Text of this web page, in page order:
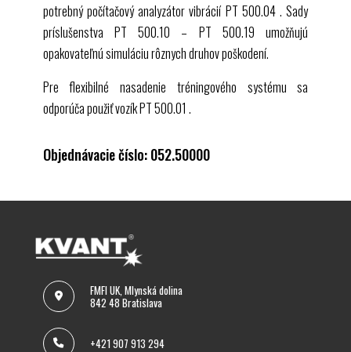
potrebný počítačový analyzátor vibrácií PT 500.04. Sady
príslušenstvaPT 500.10 – PT 500.19 umožňujú
opakovateľnú simuláciu rôznych druhov poškodení.
Pre flexibilné nasadenie tréningového systému sa
odporúča použiť vozíkPT 500.01 .
Objednávacie číslo: 052.50000
FMFI UK, Mlynská dolina
842 48 Bratislava
+421 907 913 294